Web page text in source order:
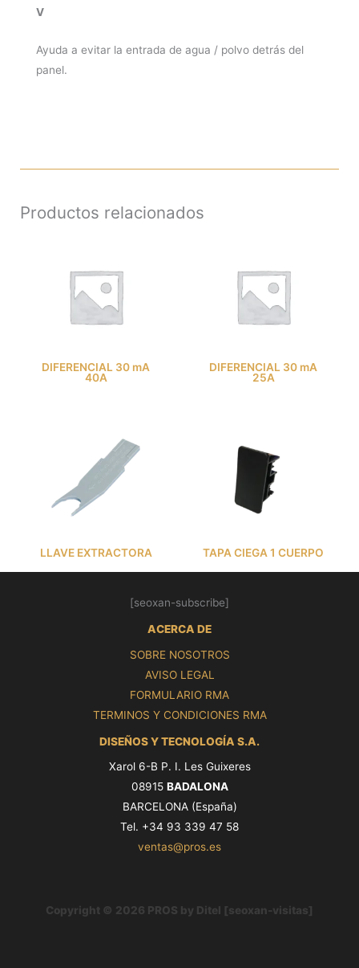
V
Ayuda a evitar la entrada de agua / polvo detrás del
panel.
Productos relacionados
DIFERENCIAL 30 mA
40A
DIFERENCIAL 30 mA
25A
LLAVE EXTRACTORA TAPA CIEGA 1 CUERPO
[seoxan-subscribe]
ACERCA DE
SOBRE NOSOTROS
AVISO LEGAL
FORMULARIO RMA
TERMINOS Y CONDICIONES RMA
DISEÑOS Y TECNOLOGÍA S.A.
Xarol 6-B P. I. Les Guixeres
08915 BADALONA
BARCELONA (España)
Tel. +34 93 339 47 58
ventas@pros.es
Copyright © 2026 PROS by Ditel [seoxan-visitas]